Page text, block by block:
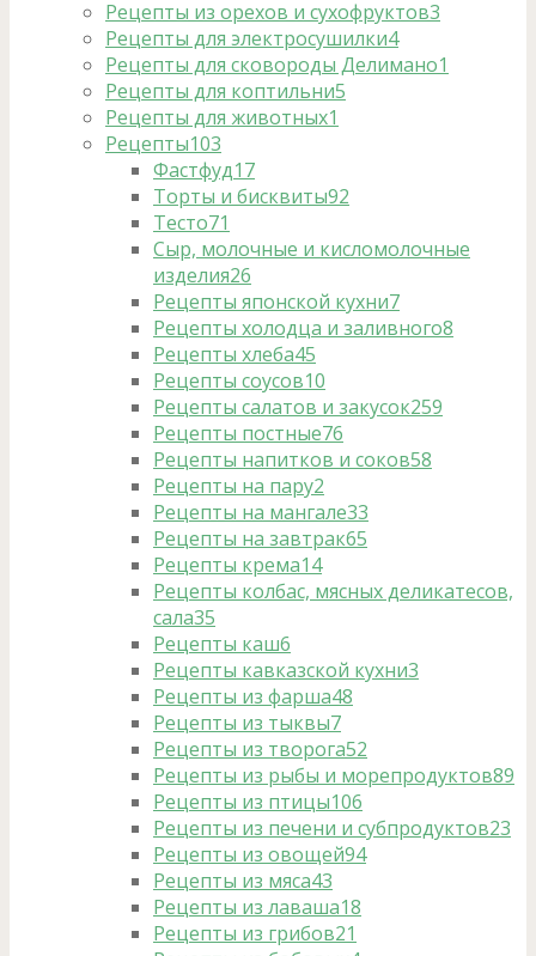
Рецепты из орехов и сухофруктов3
Рецепты для электросушилки4
Рецепты для сковороды Делимано1
Рецепты для коптильни5
Рецепты для животных1
Рецепты103
Фастфуд17
Торты и бисквиты92
Тесто71
Сыр, молочные и кисломолочные
изделия26
Рецепты японской кухни7
Рецепты холодца и заливного8
Рецепты хлеба45
Рецепты соусов10
Рецепты салатов и закусок259
Рецепты постные76
Рецепты напитков и соков58
Рецепты на пару2
Рецепты на мангале33
Рецепты на завтрак65
Рецепты крема14
Рецепты колбас, мясных деликатесов,
сала35
Рецепты каш6
Рецепты кавказской кухни3
Рецепты из фарша48
Рецепты из тыквы7
Рецепты из творога52
Рецепты из рыбы и морепродуктов89
Рецепты из птицы106
Рецепты из печени и субпродуктов23
Рецепты из овощей94
Рецепты из мяса43
Рецепты из лаваша18
Рецепты из грибов21